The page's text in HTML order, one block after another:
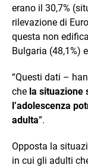
erano il 30,7%
rilevazione di
questa non
Bulgaria (48,1%)
“Questi dati –
che la situazione
l’adolescenza
adulta”.
Opposta la
in cui gli adulti